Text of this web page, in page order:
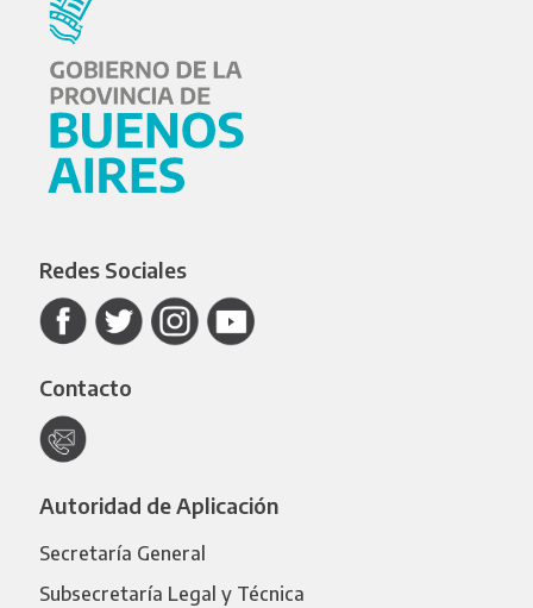
Redes Sociales
Contacto
Autoridad de Aplicación
Secretaría General
Subsecretaría Legal y Técnica